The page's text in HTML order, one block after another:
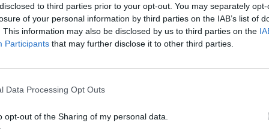
to third parties prior to your opt-out. You may separately
of your personal information by third parties on the IAB’s list of
This information may also be disclosed by us to third parties on the
Participants that may further disclose it to other third parties.
Data Processing Opt Outs
opt-out of the Sharing of my personal data.
2022, σε σύγκριση με τον αντίστοιχο
μεταβολές στις ακόλουθες ομάδες αγαθών και